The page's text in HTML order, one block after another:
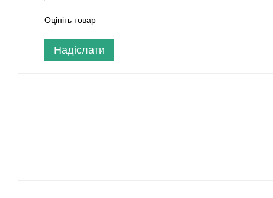
Оцініть товар
Надіслати